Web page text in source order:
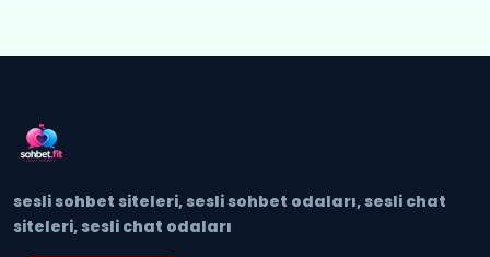
sesli sohbet siteleri, sesli sohbet odaları, sesli chat
siteleri, sesli chat odaları